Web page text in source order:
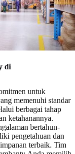
di
untuk
memenuhi standar
berbagai tahap
ketahanannya.
bertahun-
pengetahuan dan
terbaik. Tim